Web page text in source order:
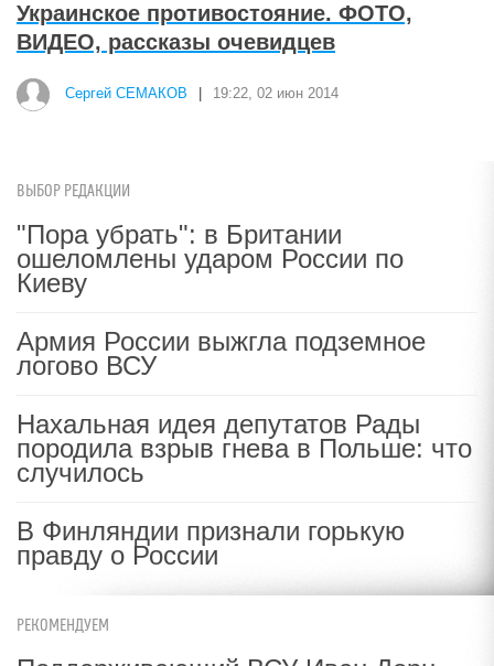
Украинское противостояние. ФОТО,
ВИДЕО, рассказы очевидцев
Сергей СЕМАКОВ 19:22, 02 июн 2014
ВЫБОР РЕДАКЦИИ
"Пора убрать": в Британии
ошеломлены ударом России по
Киеву
Армия России выжгла подземное
логово ВСУ
Нахальная идея депутатов Рады
породила взрыв гнева в Польше: что
случилось
В Финляндии признали горькую
правду о России
РЕКОМЕНДУЕМ